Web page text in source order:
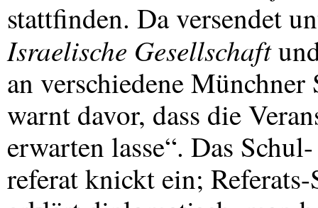
stattfinden. Da versendet
Israelische Gesellschaft
an verschiedene
warnt davor, dass die
erwarten lasse“. Das Schul-
referat knickt ein;